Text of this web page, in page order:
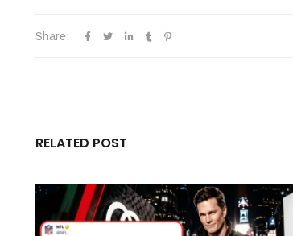
Share:
RELATED POST